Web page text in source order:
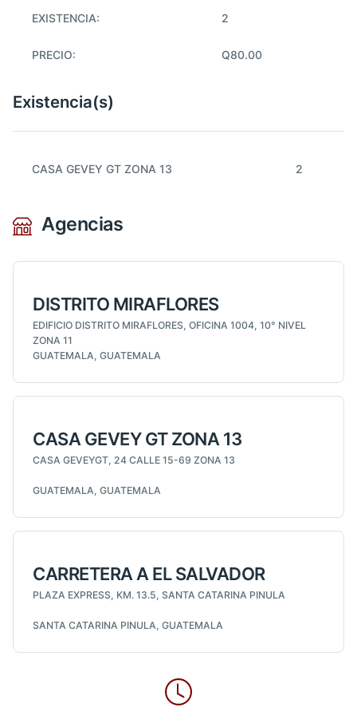
EXISTENCIA: 2
PRECIO: Q80.00
Existencia(s)
CASA GEVEY GT ZONA 13 2
Agencias
DISTRITO MIRAFLORES
EDIFICIO DISTRITO MIRAFLORES, OFICINA 1004, 10° NIVEL
ZONA 11
GUATEMALA, GUATEMALA
CASA GEVEY GT ZONA 13
CASA GEVEYGT, 24 CALLE 15-69 ZONA 13
GUATEMALA, GUATEMALA
CARRETERA A EL SALVADOR
PLAZA EXPRESS, KM. 13.5, SANTA CATARINA PINULA
SANTA CATARINA PINULA, GUATEMALA